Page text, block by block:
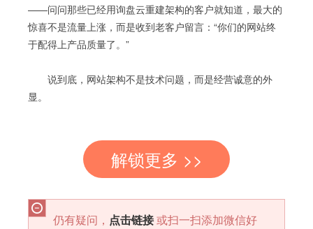
——问问那些已经用询盘云重建架构的客户就知道，最大的
惊喜不是流量上涨，而是收到老客户留言：“你们的网站终
于配得上产品质量了。”
说到底，网站架构不是技术问题，而是经营诚意的外
显。
解锁更多 >>
仍有疑问， 点击链接或扫一扫添加微信好